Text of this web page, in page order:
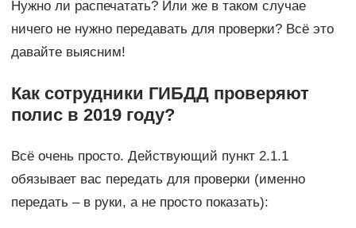
Нужно ли распечатать? Или же в таком случае
ничего не нужно передавать для проверки? Всё это
давайте выясним!
Как сотрудники ГИБДД проверяют
полис в 2019 году?
Всё очень просто. Действующий пункт 2.1.1
обязывает вас передать для проверки (именно
передать – в руки, а не просто показать):